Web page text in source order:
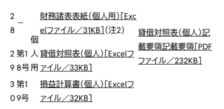
2
8
－
個
人
用
財務諸表表紙（個人用）［Exc
elファイル／31KB］ （注2）
貸借対照表（個人）記
載要領記載要領［PDF
ファイル／232KB］
2
9
第1
8号
貸借対照表（個人）［Excelフ
ァイル／33KB］
3
0
第1
9号
損益計算書（個人）［Excelフ
ァイル／32KB］